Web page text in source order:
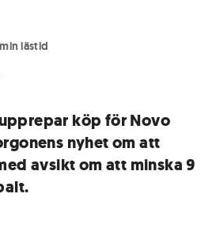
min lästid
köp för Novo
nyhet om att
avsikt om att minska 9